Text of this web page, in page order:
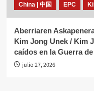
China | 中国 EPC
Aberriaren
Kim Jong Unek / Kim
caídos en la Guerra
julio 27, 2026